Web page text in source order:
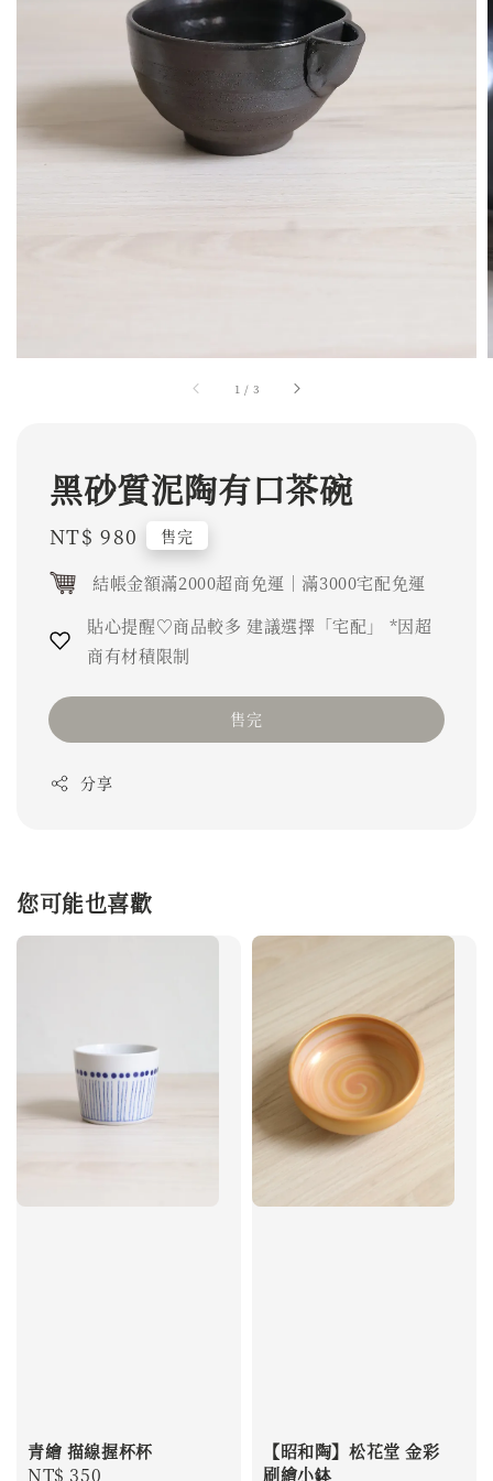
1 / 3
黑砂質泥陶有口茶碗
Regular
price
NT$ 980 售完
結帳金額滿2000超商免運｜滿3000宅配免運
貼心提醒♡商品較多 建議選擇「宅配」 *因超
商有材積限制
售完
分享
您可能也喜歡
青繪 描線握杯杯
Regular
NT$ 350
【昭和陶】松花堂 金彩
刷繪小鉢